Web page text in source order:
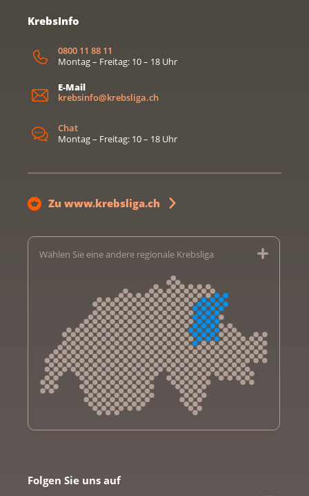
KrebsInfo
0800 11 88 11
Montag – Freitag: 10 – 18 Uhr
E-Mail
krebsinfo@krebsliga.ch
Chat
Montag – Freitag: 10 – 18 Uhr
Zu www.krebsliga.ch
Wählen Sie eine andere regionale Krebsliga
Krebsliga Bern
Folgen Sie uns auf